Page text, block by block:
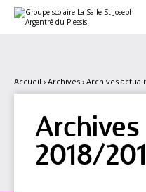
contenu.
personnels
Accueil › Archives › Archives
2018/